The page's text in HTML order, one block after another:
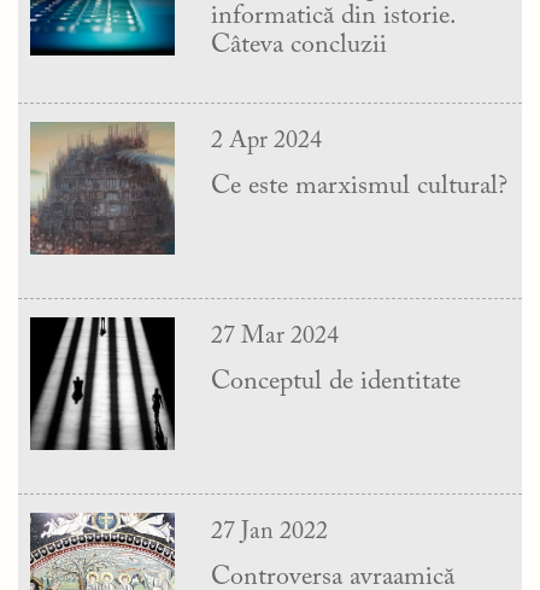
informatică din istorie.
Câteva concluzii
2 Apr 2024
Ce este marxismul cultural?
27 Mar 2024
Conceptul de identitate
27 Jan 2022
Controversa avraamică